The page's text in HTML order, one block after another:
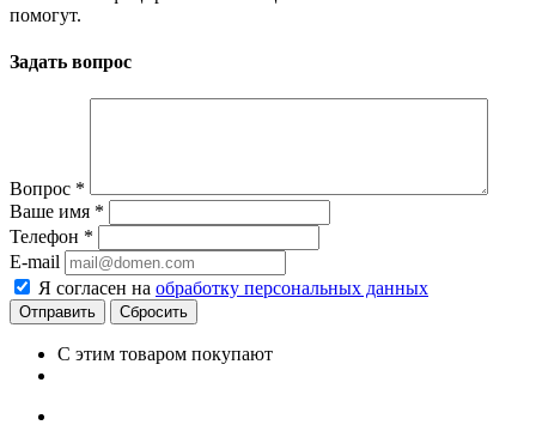
помогут.
Задать вопрос
Вопрос *
Ваше имя *
Телефон *
E-mail
Я согласен на обработку персональных данных
Сбросить
С этим товаром покупают